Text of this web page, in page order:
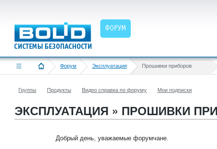
ФОРУМ
Форум Эксплуатация Прошивки приборов
Группы Продукты Видео справка по форуму Мои подписки
ЭКСПЛУАТАЦИЯ » ПРОШИВКИ
Добрый день, уважаемые форумчане.